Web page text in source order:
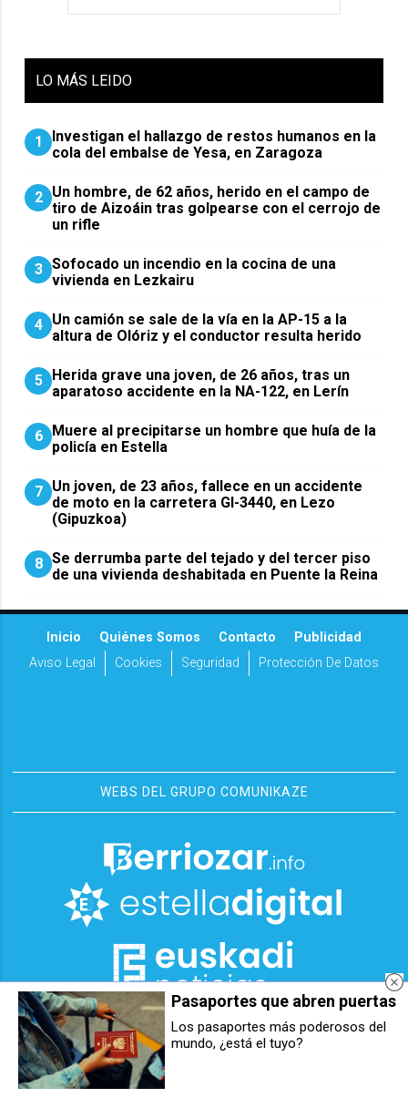
LO MÁS LEIDO
1
Investigan el hallazgo de restos humanos en la
cola del embalse de Yesa, en Zaragoza
2 Un hombre, de 62 años, herido en el campo de
tiro de Aizoáin tras golpearse con el cerrojo de
un rifle
3 Sofocado un incendio en la cocina de una
vivienda en Lezkairu
4 Un camión se sale de la vía en la AP-15 a la
altura de Olóriz y el conductor resulta herido
5
Herida grave una joven, de 26 años, tras un
aparatoso accidente en la NA-122, en Lerín
6
Muere al precipitarse un hombre que huía de la
policía en Estella
7 Un joven, de 23 años, fallece en un accidente
de moto en la carretera GI-3440, en Lezo
(Gipuzkoa)
8 Se derrumba parte del tejado y del tercer piso
de una vivienda deshabitada en Puente la Reina
Inicio Quiénes Somos Contacto
Publicidad
Aviso Legal
Cookies Seguridad Protección De Datos
WEBS DEL GRUPO COMUNIKAZE
Berriozar acoge este sábado una
velada benéfica de boxeo amateur
con destino solidario a Cuba
La obra «Gure jaiak» de Irati
Pasaportes que abren puertas
Los pasaportes más poderosos del
mundo, ¿está el tuyo?